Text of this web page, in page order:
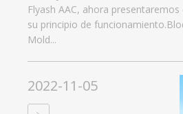
Flyash AAC, ahora
su principio de
Mold...
2022-11-05